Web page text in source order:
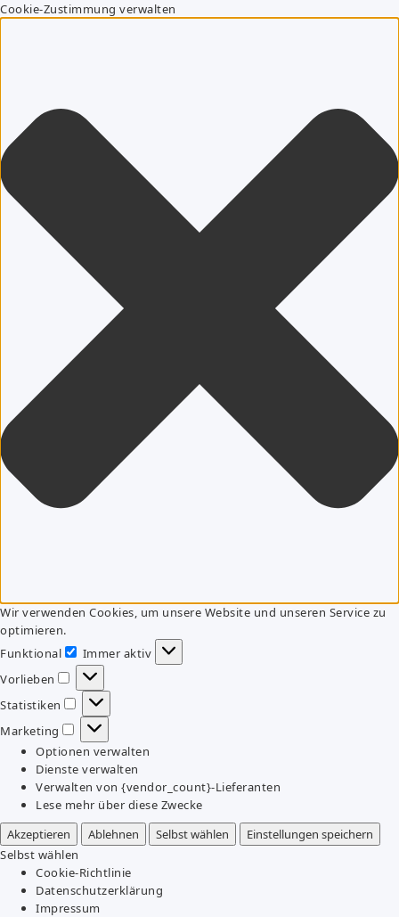
Cookie-Zustimmung verwalten
Wir verwenden Cookies, um unsere Website und unseren Service zu
optimieren.
Funktional
Funktional
Immer aktiv
Vorlieben
Vorlieben
Statistiken
Statistiken
Marketing
Marketing
Optionen verwalten
Dienste verwalten
Verwalten von {vendor_count}-Lieferanten
Lese mehr über diese Zwecke
Akzeptieren
Ablehnen Selbst wählen
Einstellungen speichern
Selbst wählen
Cookie-Richtlinie
Datenschutzerklärung
Impressum